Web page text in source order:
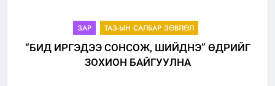
ЗАР ТАЗ-ЫН САЛБАР ЗӨВЛӨЛ
“БИД ИРГЭДЭЭ СОНСОЖ, ШИЙДНЭ” ӨДРИЙГ
ЗОХИОН БАЙГУУЛНА